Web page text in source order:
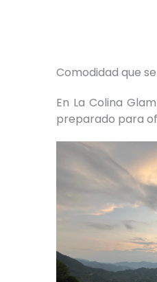
Comodidad que
En La Colina
preparado para